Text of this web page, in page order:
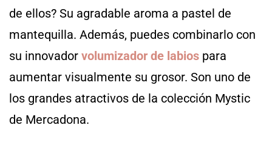
de ellos? Su agradable aroma a pastel de
mantequilla. Además, puedes combinarlo con
su innovador volumizador de labios para
aumentar visualmente su grosor. Son uno de
los grandes atractivos de la colección Mystic
de Mercadona.